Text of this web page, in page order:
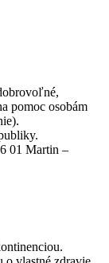
pomoc osobám
01 Martin –